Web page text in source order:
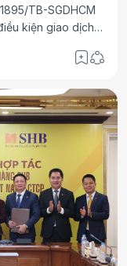
TB-SGDHCM
kiện giao dịch